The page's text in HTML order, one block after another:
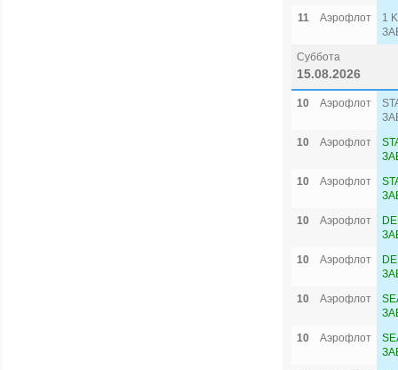
11
Аэрофлот
1
Суббота
15.08.2026
10 Аэрофлот
10
Аэрофлот
10
Аэрофлот
10
Аэрофлот
10
Аэрофлот
10
Аэрофлот
10
Аэрофлот